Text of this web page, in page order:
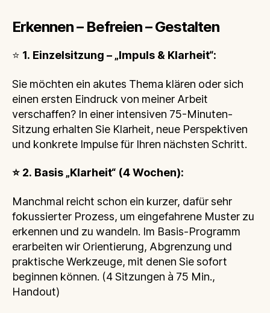
Erkennen – Befreien – Gestalten
⭐ 1. Einzelsitzung – „Impuls & Klarheit“:
Sie möchten ein akutes Thema klären oder sich
einen ersten Eindruck von meiner Arbeit
verschaffen? In einer intensiven 75-Minuten-
Sitzung erhalten Sie Klarheit, neue Perspektiven
und konkrete Impulse für Ihren nächsten Schritt.
⭐ 2. Basis „Klarheit“ (4 Wochen):
Manchmal reicht schon ein kurzer, dafür sehr
fokussierter Prozess, um eingefahrene Muster zu
erkennen und zu wandeln. Im Basis-Programm
erarbeiten wir Orientierung, Abgrenzung und
praktische Werkzeuge, mit denen Sie sofort
beginnen können. (4 Sitzungen à 75 Min.,
Handout)